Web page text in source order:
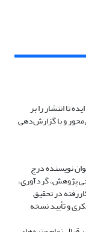
تا انتشار را بر
و با گزارش‌دهی
نویسنده درج
پژوهش، گردآوری،
در تحقیق
و تأیید نسخه